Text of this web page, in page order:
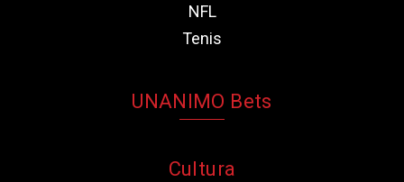
NFL
Tenis
UNANIMO Bets
Cultura